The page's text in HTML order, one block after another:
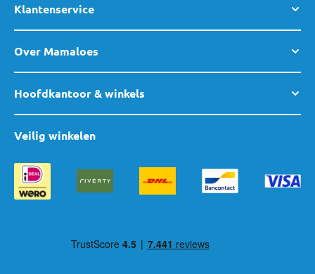
Klantenservice
Over Mamaloes
Hoofdkantoor & winkels
Veilig winkelen